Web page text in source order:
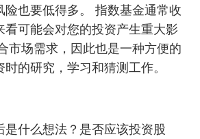
险也要低得多。 指数基金通常收
看可能会对您的投资产生重大影
市场需求，因此也是一种方便的
的研究，学习和猜测工作。
是什么想法？是否应该投资股